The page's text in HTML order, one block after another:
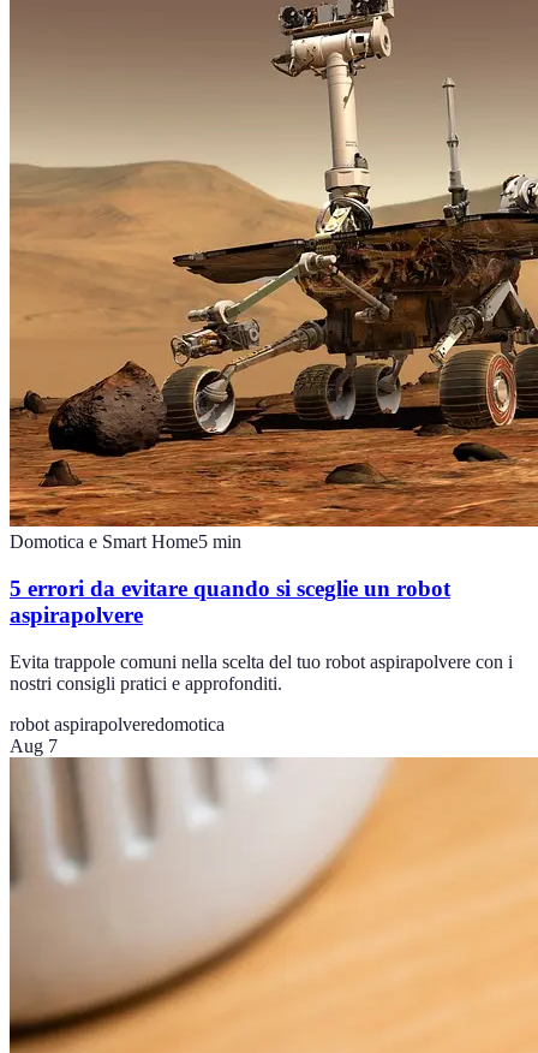
Domotica e Smart Home5 min
5 errori da evitare quando si sceglie un robot
aspirapolvere
Evita trappole comuni nella scelta del tuo robot aspirapolvere con i
nostri consigli pratici e approfonditi.
robot aspirapolveredomotica
Aug 7